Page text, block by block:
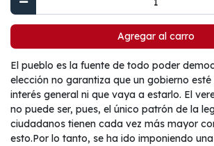
Agregar al carro
El pueblo es la fuente de todo poder
elección no garantiza que un gobierno esté
interés general ni que vaya a estarlo. El
no puede ser, pues, el único patrón de la
ciudadanos tienen cada vez más mayor
esto.Por lo tanto, se ha ido imponiendo